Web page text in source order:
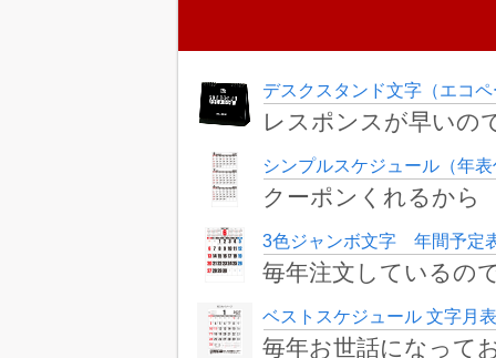
デスクスタンド文字（エコ
レスポンスが早いの
シンプルスケジュール（年
クーポンくれるから
3色ジャンボ文字 年間予定
毎年注文しているの
ベストスケジュール 文字月
毎年お世話になって